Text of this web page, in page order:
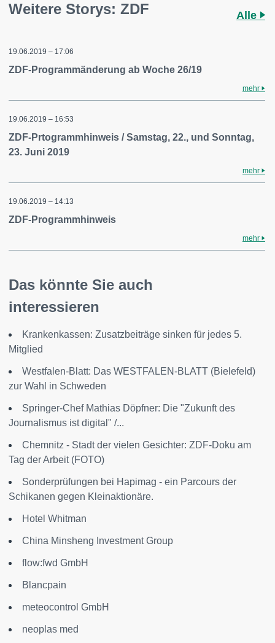
Weitere Storys: ZDF Alle
19.06.2019 – 17:06
ZDF-Programmänderung ab Woche 26/19
mehr
19.06.2019 – 16:53
ZDF-Prtogrammhinweis / Samstag, 22., und Sonntag,
23. Juni 2019
mehr
19.06.2019 – 14:13
ZDF-Programmhinweis
mehr
Das könnte Sie auch
interessieren
Krankenkassen: Zusatzbeiträge sinken für jedes 5.
Mitglied
Westfalen-Blatt: Das WESTFALEN-BLATT (Bielefeld)
zur Wahl in Schweden
Springer-Chef Mathias Döpfner: Die "Zukunft des
Journalismus ist digital" /...
Chemnitz - Stadt der vielen Gesichter: ZDF-Doku am
Tag der Arbeit (FOTO)
Sonderprüfungen bei Hapimag - ein Parcours der
Schikanen gegen Kleinaktionäre.
Hotel Whitman
China Minsheng Investment Group
flow:fwd GmbH
Blancpain
meteocontrol GmbH
neoplas med